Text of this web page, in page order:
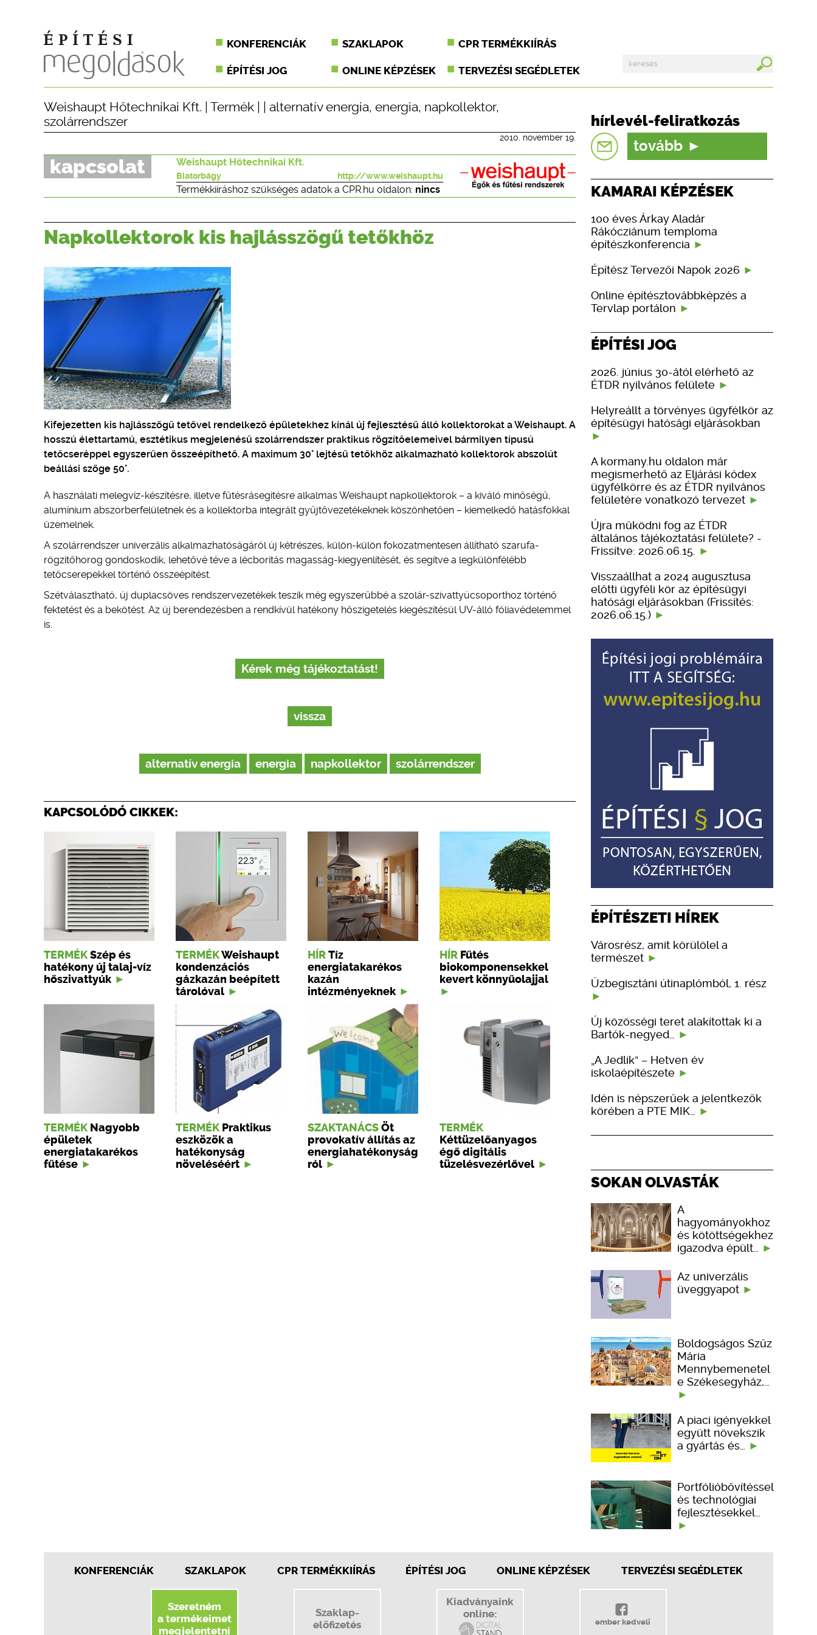
KONFERENCIÁK SZAKLAPOK CPR TERMÉKKIÍRÁS
ÉPÍTÉSI JOG ONLINE KÉPZÉSEK TERVEZÉSI SEGÉDLETEK
Weishaupt Hőtechnikai Kft. Termék alternatív energia, energia, napkollektor,
szolárrendszer
2010. november 19.
kapcsolat Weishaupt Hőtechnikai Kft.
Biatorbágy http://www.weishaupt.hu
Termékkiíráshoz szükséges adatok a CPR.hu oldalon: nincs
Napkollektorok kis hajlásszögű tetőkhöz
Kifejezetten kis hajlásszögű tetővel rendelkező épületekhez kínál új fejlesztésű álló kollektorokat a Weishaupt. A
hosszú élettartamú, esztétikus megjelenésű szolárrendszer praktikus rögzítőelemeivel bármilyen típusú
tetőcseréppel egyszerűen összeépíthető. A maximum 30° lejtésű tetőkhöz alkalmazható kollektorok abszolút
beállási szöge 50°.
A használati melegvíz-készítésre, illetve fűtésrásegítésre alkalmas Weishaupt napkollektorok – a kiváló minőségű,
alumínium abszorberfelületnek és a kollektorba integrált gyűjtővezetékeknek köszönhetően – kiemelkedő hatásfokkal
üzemelnek.
A szolárrendszer univerzális alkalmazhatóságáról új kétrészes, külön-külön fokozatmentesen állítható szarufa-
rögzítőhorog gondoskodik, lehetővé téve a lécborítás magasság-kiegyenlítését, és segítve a legkülönfélébb
tetőcserepekkel történő összeépítést.
Szétválasztható, új duplacsöves rendszervezetékek teszik még egyszerűbbé a szolár-szivattyúcsoporthoz történő
fektetést és a bekötést. Az új berendezésben a rendkívül hatékony hőszigetelés kiegészítésül UV-álló fóliavédelemmel
is.
Kérek még tájékoztatást!
vissza
alternatív energia energia napkollektor szolárrendszer
KAPCSOLÓDÓ CIKKEK:
TERMÉK Szép és
hatékony új talaj-víz
hőszivattyúk
TERMÉKWeishaupt
kondenzációs
gázkazán beépített
tárolóval
HÍR Tíz
energiatakarékos
kazán
intézményeknek
HÍR Fűtés
biokomponensekkel
kevert könnyűolajjal
TERMÉK Nagyobb
épületek
energiatakarékos
fűtése
TERMÉK Praktikus
eszközök a
hatékonyság
növeléséért
SZAKTANÁCS Öt
provokatív állítás az
energiahatékonyság
ról
TERMÉK
Kéttüzelőanyagos
égő digitális
tüzelésvezérlővel
hírlevél-feliratkozás
tovább
KAMARAI KÉPZÉSEK
100 éves Árkay Aladár
Rákócziánum temploma
építészkonferencia
Építész Tervezői Napok 2026
Online építésztovábbképzés a
Tervlap portálon
ÉPÍTÉSI JOG
2026. június 30-ától elérhető az
ÉTDR nyilvános felülete
Helyreállt a törvényes ügyfélkör az
építésügyi hatósági eljárásokban
A kormany.hu oldalon már
megismerhető az Eljárási kódex
ügyfélkörre és az ÉTDR nyilvános
felületére vonatkozó tervezet
Újra működni fog az ÉTDR
általános tájékoztatási felülete? -
Frissítve: 2026.06.15.
Visszaállhat a 2024 augusztusa
előtti ügyféli kör az építésügyi
hatósági eljárásokban (Frissítés:
2026.06.15.)
ÉPÍTÉSZETI HÍREK
Városrész, amit körülölel a
természet
Üzbegisztáni útinaplómból, 1. rész
Új közösségi teret alakítottak ki a
Bartók-negyed…
„A Jedlik” – Hetven év
iskolaépítészete
Idén is népszerűek a jelentkezők
körében a PTE MIK…
SOKAN OLVASTÁK
A
hagyományokhoz
és kötöttségekhez
igazodva épült…
Az univerzális
üveggyapot
Boldogságos Szűz
Mária
Mennybemenetel
e Székesegyház,…
A piaci igényekkel
együtt növekszik
a gyártás és…
Portfólióbővítéssel
és technológiai
fejlesztésekkel…
KONFERENCIÁK SZAKLAPOK CPR TERMÉKKIÍRÁS ÉPÍTÉSI JOG ONLINE KÉPZÉSEK TERVEZÉSI SEGÉDLETEK
Szeretném
a termékeimet
megjelentetni
Szaklap-
előfizetés
Kiadványaink
online:
ember kedveli